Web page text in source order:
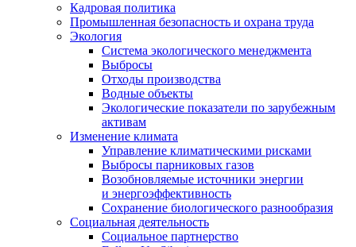
Кадровая политика
Промышленная безопасность и охрана труда
Экология
Система экологического менеджмента
Выбросы
Отходы производства
Водные объекты
Экологические показатели по зарубежным
активам
Изменение климата
Управление климатическими рисками
Выбросы парниковых газов
Возобновляемые источники энергии
и энергоэффективность
Сохранение биологического разнообразия
Социальная деятельность
Социальное партнерство